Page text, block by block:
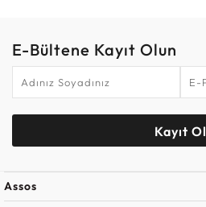
E-Bültene Kayıt Olun
Kayıt Ol
Assos